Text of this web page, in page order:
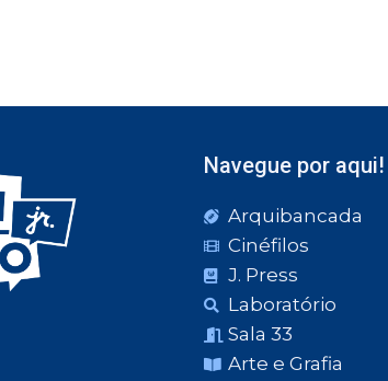
Navegue por aqui!
Arquibancada
Cinéfilos
J. Press
Laboratório
Sala 33
Arte e Grafia